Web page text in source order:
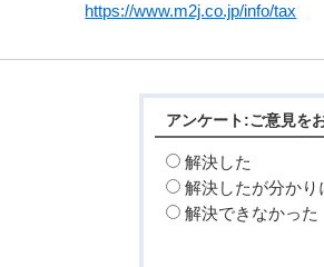
https://www.m2j.co.jp/info/tax
アンケート:ご意見を
解決した
解決したが分かり
解決できなかった